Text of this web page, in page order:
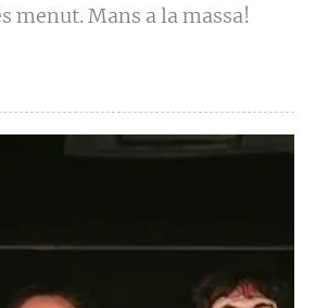
menut. Mans a la massa!